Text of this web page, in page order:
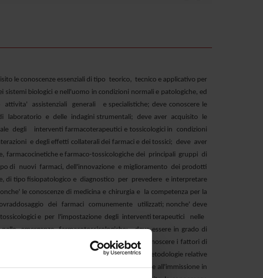
le conoscenze essenziali di tipo teorico, tecnico e applicativo per
biologici e nell'uomo in condizioni normali e patologiche, ed
assistenziali generali e specialistiche; deve conoscere le
laboratorio e delle indagini strumentali; deve aver acquisito le
degli interventi farmacoterapeutici e tossicologici in condizioni
e degli effetti collaterali dei farmaci e dei tossici; deve aver
farmacocinetiche e farmaco-tossicologiche dei principali gruppi di
di nuovi farmaci, dell'innovazione e miglioramento dei prodotti
di tipo fisiopatologico e diagnostico per prevedere e interpretare
le conoscenze di medicina e chirurgia e la competenza per la
dei farmaci comunemente utilizzati; nonche' deve
tossicologici e per l'impostazione degli interventi terapeutici nelle
emergenze farmacotossicologiche; deve essere in grado di
dei regimi terapeutici. Deve inoltre conoscere i fattori di
preventivo; deve essere a conoscenza delle metodologie relative
norme e delle procedure per l'autorizzazione all'immissione in